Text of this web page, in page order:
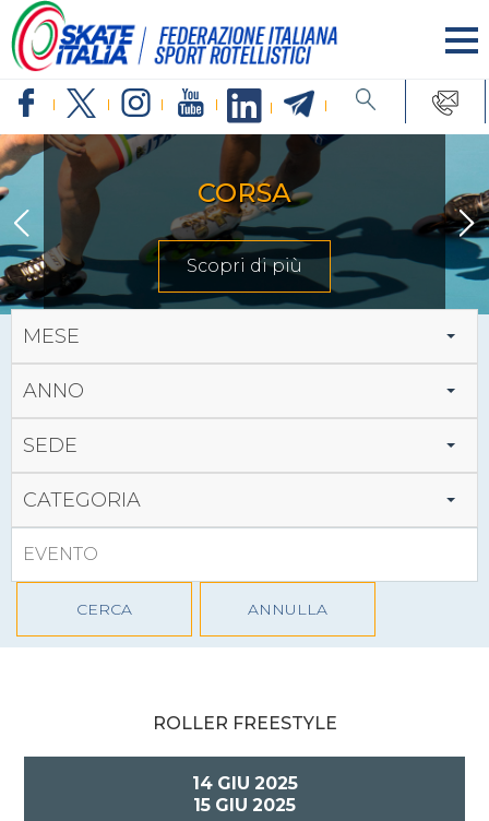
CORSA
Scopri di più
MESE
ANNO
SEDE
CATEGORIA
CERCA ANNULLA
ROLLER FREESTYLE
14 GIU 2025
15 GIU 2025